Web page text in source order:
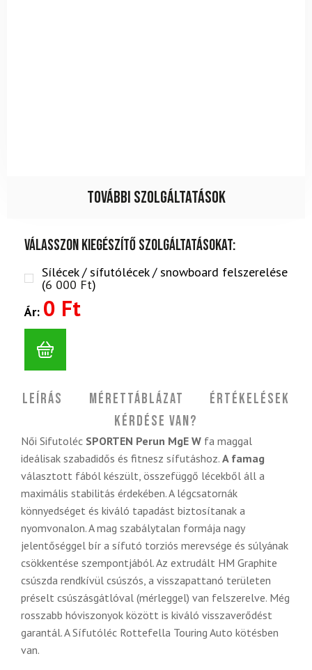
További szolgáltatások
Válasszon kiegészítő szolgáltatásokat:
Sílécek / sífutólécek / snowboard felszerelése
(6 000 Ft)
Ár: 0 Ft
Leírás Mérettáblázat
Értékelések
Kérdése van?
Női Sifutoléc SPORTEN Perun MgE W fa maggal
ideálisak szabadidős és fitnesz sífutáshoz. A famag
választott fából készült, összefüggő lécekből áll a
maximális stabilitás érdekében. A légcsatornák
könnyedséget és kiváló tapadást biztosítanak a
nyomvonalon. A mag szabálytalan formája nagy
jelentőséggel bír a sífutó torziós merevsége és súlyának
csökkentése szempontjából. Az extrudált HM Graphite
csúszda rendkívül csúszós, a visszapattanó területen
préselt csúszásgátlóval (mérleggel) van felszerelve. Még
rosszabb hóviszonyok között is kiváló visszaverődést
garantál. A Sífutóléc Rottefella Touring Auto kötésben
van.